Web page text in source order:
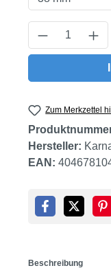
Produkt
Zum Merkzettel
Hersteller:
EAN:
Beschreibung